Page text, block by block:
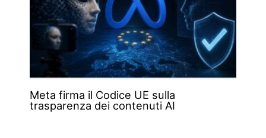
Meta firma il Codice UE sulla
trasparenza dei contenuti AI